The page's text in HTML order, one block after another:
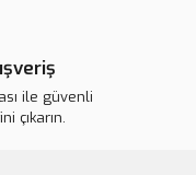
ile güvenli
çıkarın.